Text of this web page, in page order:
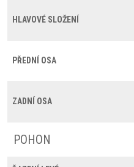
HLAVOVÉ SLOŽENÍ
PŘEDNÍ OSA
ZADNÍ OSA
POHON